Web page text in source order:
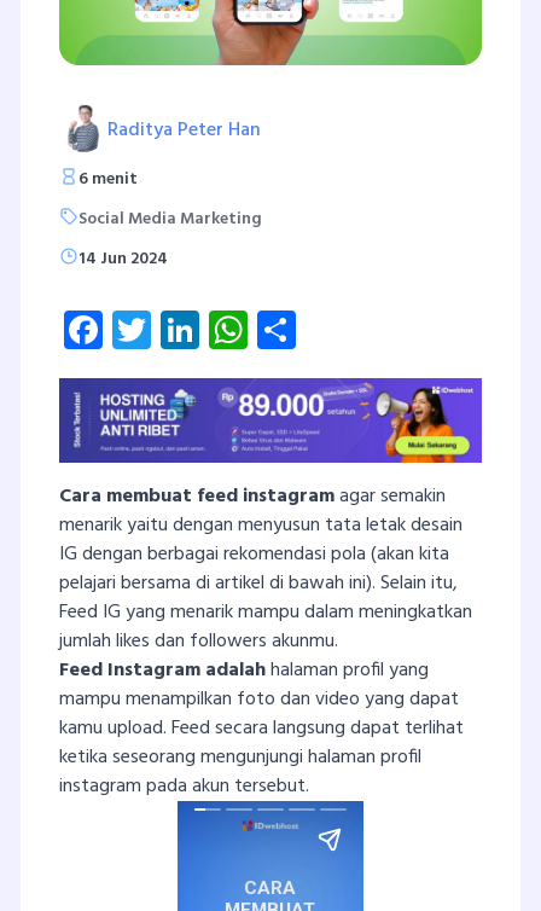
Raditya Peter Han
6 menit
Social Media Marketing
14 Jun 2024
Facebook
Twitter
LinkedInWhatsApp
Cara membuat feed instagramagar semakin
menarik yaitu dengan menyusun tata letak desain
IG dengan berbagai rekomendasi pola (akan kita
pelajari bersama di artikel di bawah ini). Selain itu,
Feed IG yang menarik mampu dalam meningkatkan
jumlah likes dan followers akunmu.
FeedInstagramadalahhalaman profil yang
mampu menampilkan foto dan video yang dapat
kamu upload. Feed secara langsung dapat terlihat
ketika seseorang mengunjungi halaman profil
instagram pada akun tersebut.